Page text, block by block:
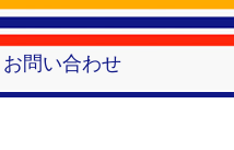
お問い合わせ